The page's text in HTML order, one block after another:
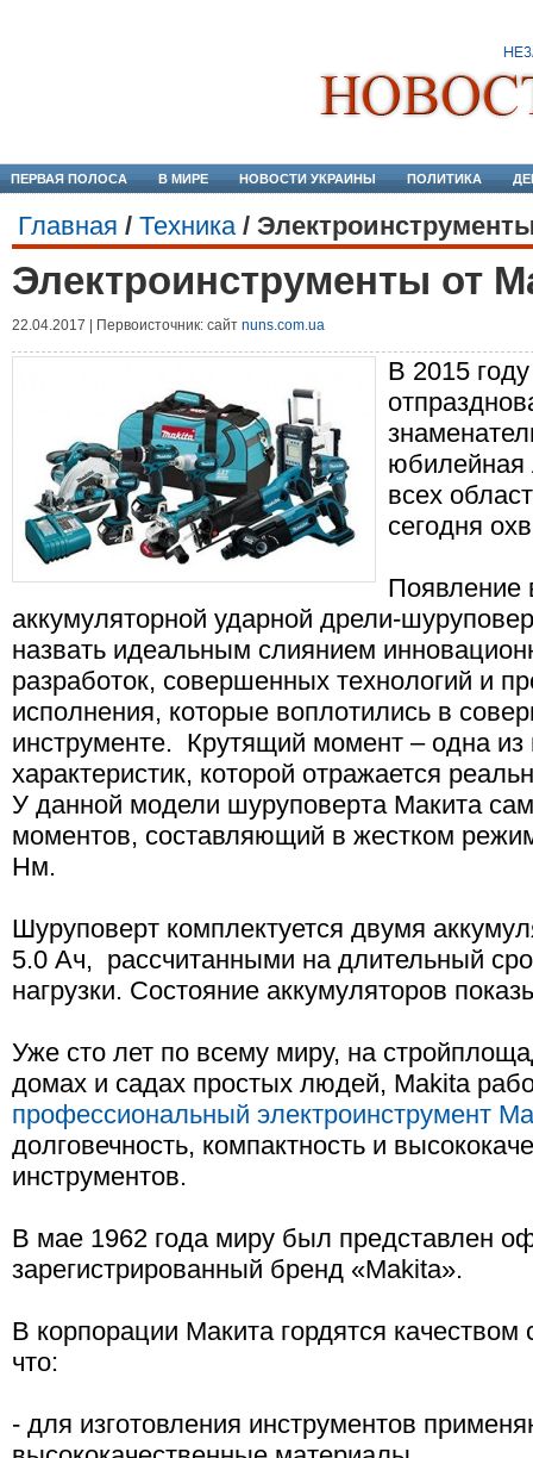
ПЕРВАЯ ПОЛОСА В МИРЕ НОВОСТИ УКРАИНЫ ПОЛИТИКА
Главная / Техника/
Электроинструменты от
22.04.2017 | Первоисточник: сайт nuns.com.ua
В 2015
юбилейная
всех
сегодня
Появление
аккумуляторной ударной дрели-
назвать идеальным слиянием
разработок, совершенных технологий и
исполнения, которые воплотились в
инструменте. Крутящий момент – одна
характеристик, которой отражается
У данной модели шуруповерта Макита
моментов, составляющий в жестком
Нм.
Шуруповерт комплектуется двумя
5.0 Ач, рассчитанными на длительный
нагрузки. Состояние аккумуляторов
Уже сто лет по всему миру, на
домах и садах простых людей, Makita
профессиональный электроинструмент
долговечность, компактность и
инструментов.
В мае 1962 года миру был представлен
зарегистрированный бренд «Makita».
В корпорации Макита гордятся качеством
что:
- для изготовления инструментов